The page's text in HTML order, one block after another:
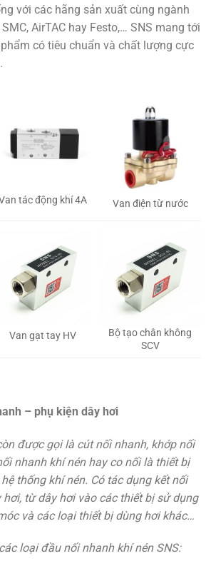
với các hãng sản xuất cùng ngành
AirTAC hay Festo,… SNS mang tới
có tiêu chuẩn và chất lượng cực
tác động khí 4A Van điện từ nước
Van gạt tay HV
Bộ tạo chân không
SCV
– phụ kiện dây hơi
được gọi là cút nối nhanh, khớp nối
nhanh khí nén hay co nối là thiết bị
thống khí nén. Có tác dụng kết nối
hơi, từ dây hơi vào các thiết bị sử dụng
và các loại thiết bị dùng hơi khác…
loại đầu nối nhanh khí nén SNS: